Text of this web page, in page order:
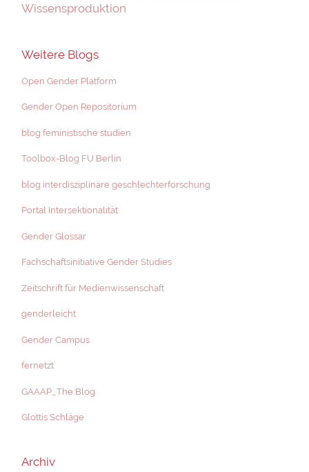
Wissensproduktion
Weitere Blogs
Open Gender Platform
Gender Open Repositorium
blog feministische studien
Toolbox-Blog FU Berlin
blog interdisziplinäre geschlechterforschung
Portal Intersektionalität
Gender Glossar
Fachschaftsinitiative Gender Studies
Zeitschrift für Medienwissenschaft
genderleicht
Gender Campus
fernetzt
GAAAP_The Blog
Glottis Schläge
Archiv